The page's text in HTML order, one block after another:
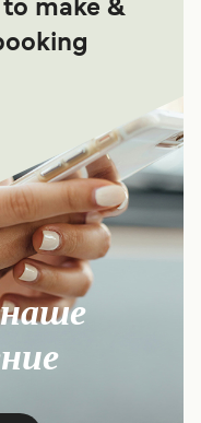
to make &